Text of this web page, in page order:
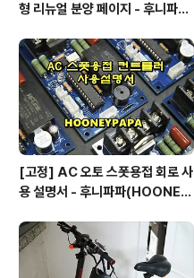
형 리뉴얼 분양 페이지 - 후니파파
[고정] AC 오토 스폿용접 회로 사
용 설명서 - 후니파파(HOONEY